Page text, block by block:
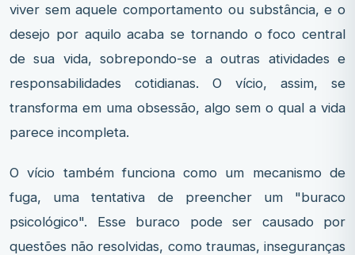
viver sem aquele comportamento ou substância, e o
desejo por aquilo acaba se tornando o foco central
de sua vida, sobrepondo-se a outras atividades e
responsabilidades cotidianas. O vício, assim, se
transforma em uma obsessão, algo sem o qual a vida
parece incompleta.
O vício também funciona como um mecanismo de
fuga, uma tentativa de preencher um "buraco
psicológico". Esse buraco pode ser causado por
questões não resolvidas, como traumas, inseguranças